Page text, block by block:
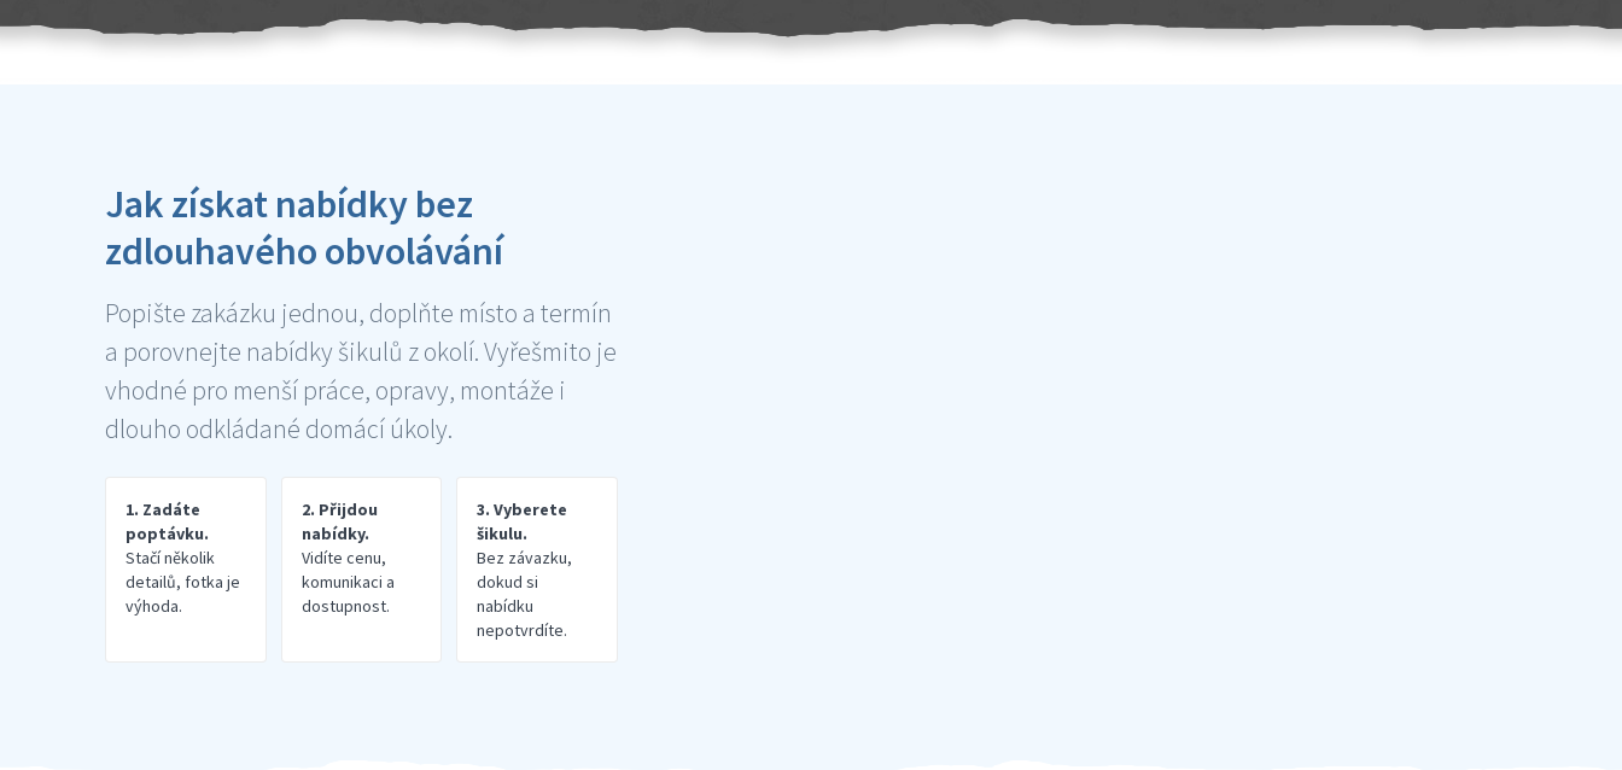
Jak získat nabídky bez
zdlouhavého obvolávání
Popište zakázku jednou, doplňte místo a termín
a porovnejte nabídky šikulů z okolí. Vyřešmito je
vhodné pro menší práce, opravy, montáže i
dlouho odkládané domácí úkoly.
1. Zadáte
poptávku.
Stačí několik
detailů, fotka je
výhoda.
2. Přijdou
nabídky.
Vidíte cenu,
komunikaci a
dostupnost.
3. Vyberete
šikulu.
Bez závazku,
dokud si
nabídku
nepotvrdíte.